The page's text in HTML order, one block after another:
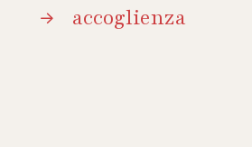
accoglienza